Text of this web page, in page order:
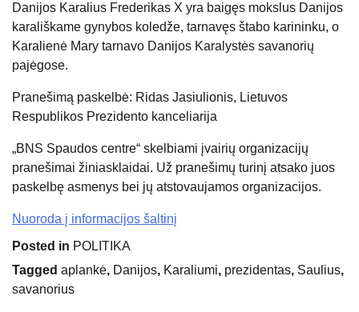
Danijos Karalius Frederikas X yra baigęs mokslus Danijos
karališkame gynybos koledže, tarnavęs štabo karininku, o
Karalienė Mary tarnavo Danijos Karalystės savanorių
pajėgose.
Pranešimą paskelbė: Ridas Jasiulionis, Lietuvos
Respublikos Prezidento kanceliarija
„BNS Spaudos centre“ skelbiami įvairių organizacijų
pranešimai žiniasklaidai. Už pranešimų turinį atsako juos
paskelbę asmenys bei jų atstovaujamos organizacijos.
Nuoroda į informacijos šaltinį
Posted in POLITIKA
Tagged aplankė, Danijos, Karaliumi, prezidentas, Saulius,
savanorius